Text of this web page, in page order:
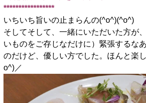
*****************
いちいち旨いの止まらんの(^o^)(^o^)
そしてそして、一緒にいただいた方が
いものをご存じなだけに）緊張するな
のだけど、優しい方でした。ほんと楽
o^)／